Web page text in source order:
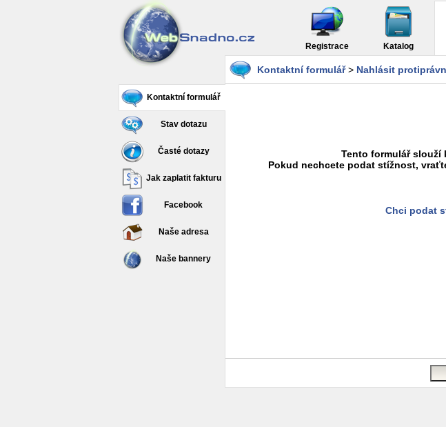
Registrace Katalog
Kontaktní formulář
Stav dotazu
Časté dotazy
Jak zaplatit fakturu
Facebook
Naše adresa
Naše bannery
Kontaktní formulář> Nahlásit
Tento formulář
Pokud nechcete podat stížnost,
Chci podat